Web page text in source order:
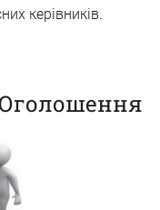
керівників.